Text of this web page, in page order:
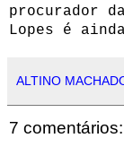
procurador
Lopes é
ALTINO
7 comentários: